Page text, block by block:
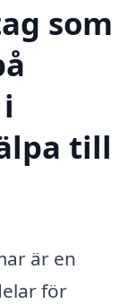
som
till
är en
för